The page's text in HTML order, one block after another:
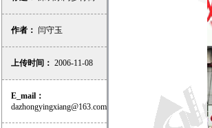
作者： 闫守玉
上传时间： 2006-11-08
E_mail：
dazhongyingxiang@163.com